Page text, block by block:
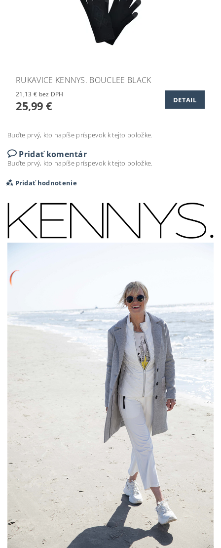
RUKAVICE KENNYS. BOUCLEE BLACK
21,13 € bez DPH
25,99 € DETAIL
Buďte prvý, kto napíše príspevok k tejto položke.
Pridať komentár
Buďte prvý, kto napíše príspevok k tejto položke.
Pridať hodnotenie
Vložením hodnotenie súhlasíte spodmienkami
ochrany osobných údajov